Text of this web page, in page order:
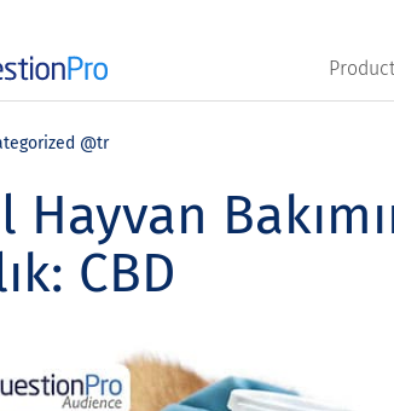
@tr
Hayvan
CBD